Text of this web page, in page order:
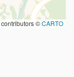
contributors ©CARTO